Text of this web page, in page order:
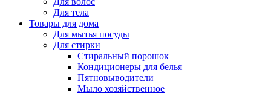
Для тела
Товары для дома
Для мытья посуды
Для стирки
Стиральный порошок
Кондиционеры для белья
Пятновыводители
Мыло хозяйственное